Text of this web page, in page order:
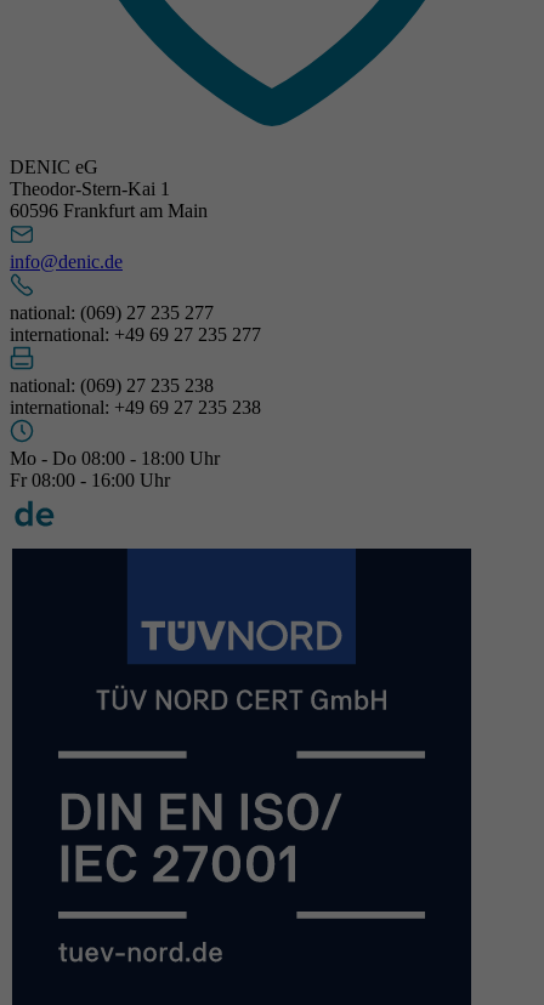
DENIC eG
Theodor-Stern-Kai 1
60596 Frankfurt am Main
info@denic.de
national: (069) 27 235 277
international: +49 69 27 235 277
national: (069) 27 235 238
international: +49 69 27 235 238
Mo - Do 08:00 - 18:00 Uhr
Fr 08:00 - 16:00 Uhr